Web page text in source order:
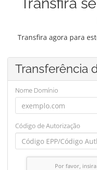
Transfira agora para
Transferência
Nome Domínio
Código de Autorização
Por favor,